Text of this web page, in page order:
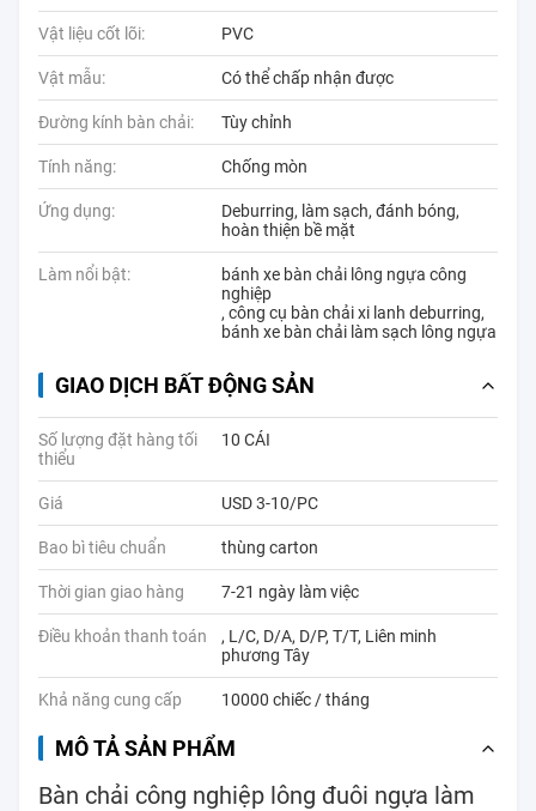
Vật liệu cốt lõi: PVC
Vật mẫu: Có thể chấp nhận được
Đường kính bàn chải: Tùy chỉnh
Tính năng: Chống mòn
Ứng dụng:
Deburring, làm sạch, đánh bóng,
hoàn thiện bề mặt
Làm nổi bật:
bánh xe bàn chải lông ngựa công
nghiệp
, công cụ bàn chải xi lanh deburring,
bánh xe bàn chải làm sạch lông ngựa
GIAO DỊCH BẤT ĐỘNG SẢN
Số lượng đặt hàng tối
thiểu
10 CÁI
Giá USD 3-10/PC
Bao bì tiêu chuẩn thùng carton
Thời gian giao hàng 7-21 ngày làm việc
Điều khoản thanh toán
, L/C, D/A, D/P, T/T, Liên minh
phương Tây
Khả năng cung cấp 10000 chiếc / tháng
MÔ TẢ SẢN PHẨM
Bàn chải công nghiệp lông đuôi ngựa làm